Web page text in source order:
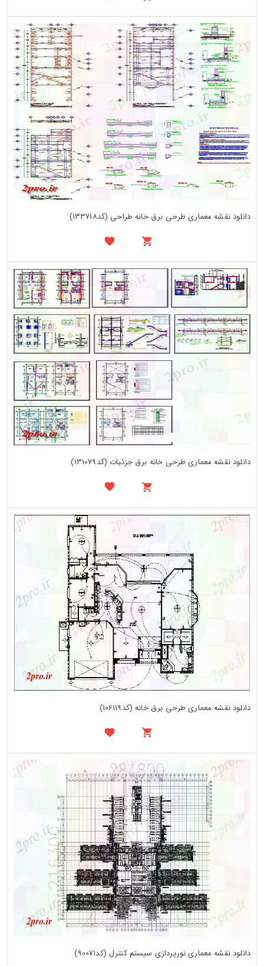
دانلود نقشه معماری طرحی برق خانه طراحی (کد133718)
دانلود نقشه معماری طرحی خانه برق جزئیات (کد131079)
دانلود نقشه معماری طرحی برق خانه (کد106119)
دانلود نقشه معماری نورپردازی سیستم کنترل (کد90071)